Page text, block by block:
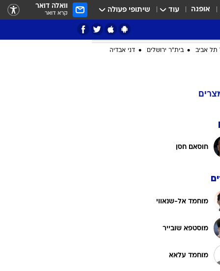
אופנה עוד שיתופי פעולה וואלה דואר
קרא דואר
תל אביב בית"ר ירושלים דני אבדיה
חוסאם חסן
מוחמד אל-שנאווי
מוסטפא שובייר
מוחמד עלאא